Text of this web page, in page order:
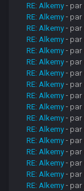
RE: Alkemy - par
RE: Alkemy - par
RE: Alkemy - par
RE: Alkemy - par
RE: Alkemy - par
RE: Alkemy - par
RE: Alkemy - par
RE: Alkemy - par
RE: Alkemy - par
RE: Alkemy - par
RE: Alkemy - par
RE: Alkemy - par
RE: Alkemy - par
RE: Alkemy - par
RE: Alkemy - par
RE: Alkemy - par
RE: Alkemy - par